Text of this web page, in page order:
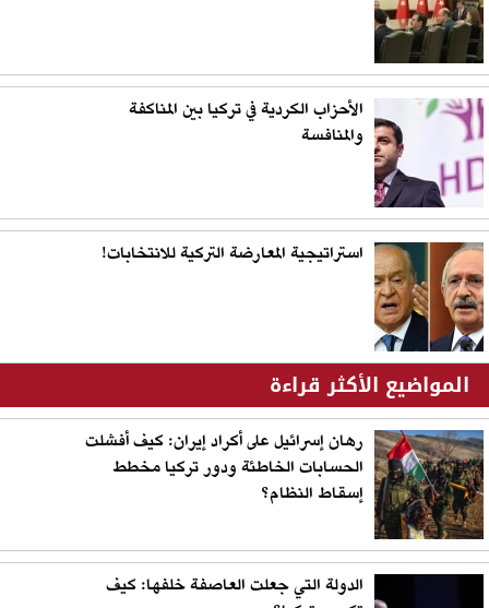
الأحزاب الكردية في تركيا بين المناكفة
والمنافسة
استراتيجية المعارضة التركية للانتخابات!
المواضيع الأكثر قراءة
رهان إسرائيل على أكراد إيران: كيف أفشلت
الحسابات الخاطئة ودور تركيا مخطط
إسقاط النظام؟
الدولة التي جعلت العاصفة خلفها: كيف